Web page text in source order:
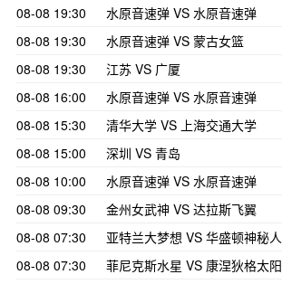
08-08 19:30
水原音速弹 VS 水原音速弹
08-08 19:30
水原音速弹 VS 蒙古女篮
08-08 19:30
江苏 VS 广厦
08-08 16:00
水原音速弹 VS 水原音速弹
08-08 15:30
清华大学 VS 上海交通大学
08-08 15:00
深圳 VS 青岛
08-08 10:00
水原音速弹 VS 水原音速弹
08-08 09:30
金州女武神 VS 达拉斯飞翼
08-08 07:30
亚特兰大梦想 VS 华盛顿神秘人
08-08 07:30
菲尼克斯水星 VS 康涅狄格太阳